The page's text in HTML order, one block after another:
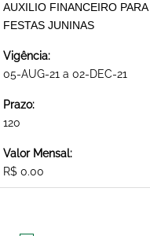
AUXILIO FINANCEIRO
FESTAS JUNINAS
Vigência:
05-AUG-21 a 02-DEC-21
Prazo:
120
Valor Mensal:
R$ 0.00